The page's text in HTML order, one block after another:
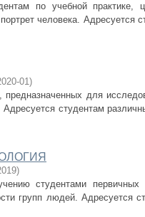
по учебной практике,
человека.
01)
для
Адресуется студентам
)
студентами
групп людей. Адресуется